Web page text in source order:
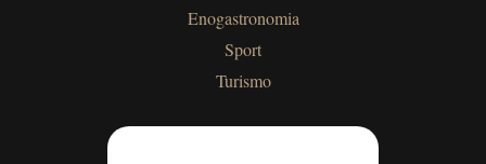
Enogastronomia
Sport
Turismo